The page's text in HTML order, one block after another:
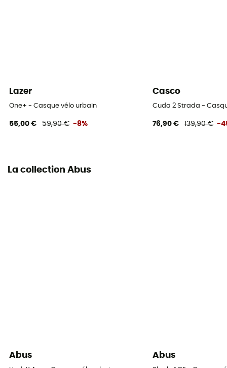
Équipement de protection individuelle
Lazer
One+ - Casque vélo urbain
55,00 € 59,90 € -8%
Casco
Cuda 2 Strada -
76,90 € 139,90 € -
La collection Abus
Abus Abus